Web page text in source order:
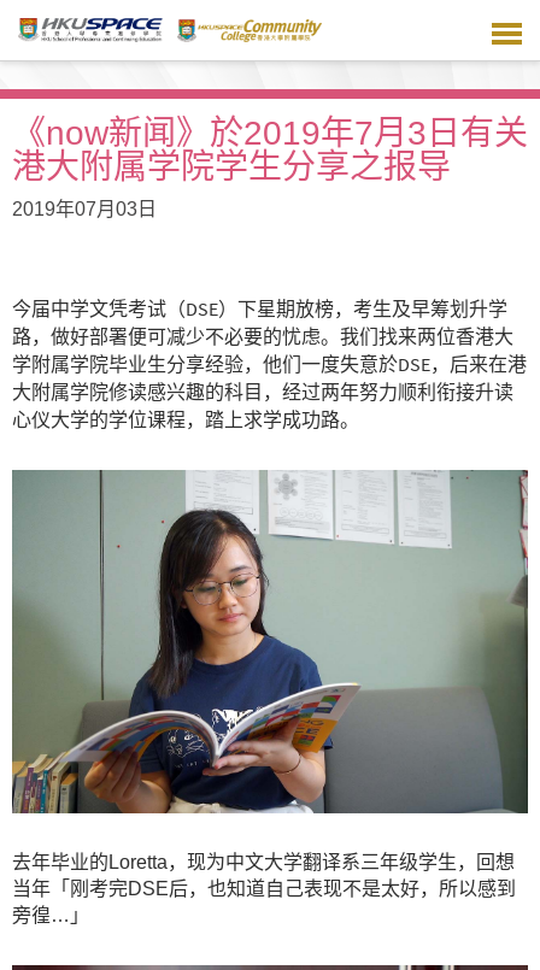
主
《now新闻》於2019年7月3日有关
港大附属学院学生分享之报导
2019年07月03日
今届中学文凭考试（DSE）下星期放榜，考生及早筹划升学
路，做好部署便可减少不必要的忧虑。我们找来两位香港大
学附属学院毕业生分享经验，他们一度失意於DSE，后来在港
大附属学院修读感兴趣的科目，经过两年努力顺利衔接升读
心仪大学的学位课程，踏上求学成功路。
去年毕业的Loretta，现为中文大学翻译系三年级学生，回想
当年「刚考完DSE后，也知道自己表现不是太好，所以感到
旁徨…」